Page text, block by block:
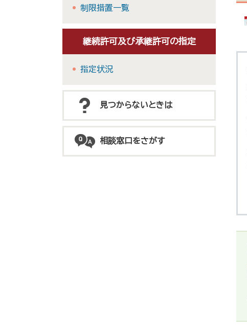
制限措置一覧
継続許可及び承継許可の指定
指定状況
見つからないときは
相談窓口をさがす